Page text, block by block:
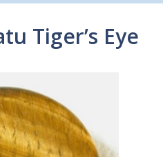
Tiger’s Eye